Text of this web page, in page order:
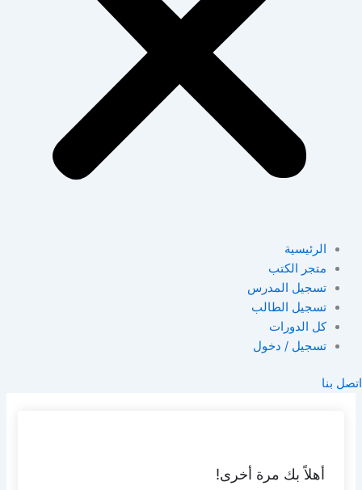
الرئيسية
متجر الكتب
تسجيل المدرس
تسجيل الطالب
كل الدورات
تسجيل / دخول
اتصل بنا
أهلاً بك مرة أخرى!